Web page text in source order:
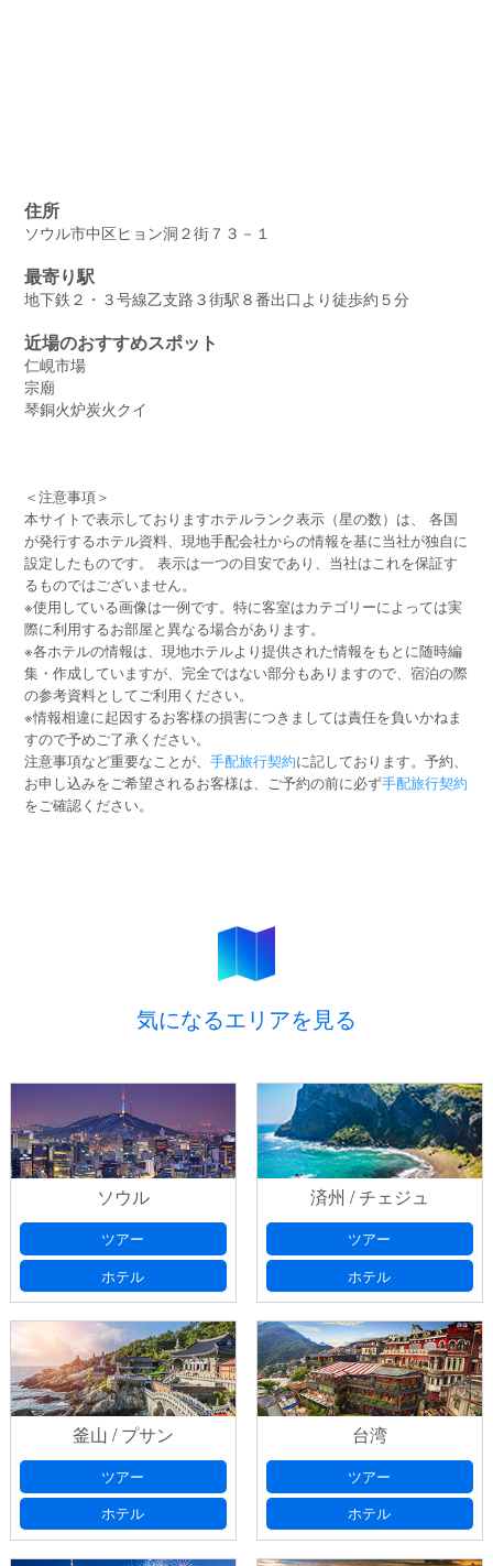
住所
ソウル市中区ヒョン洞２街７３－１
最寄り駅
地下鉄２・３号線乙支路３街駅８番出口より徒歩約５分
近場のおすすめスポット
仁峴市場
宗廟
琴銅火炉炭火クイ
＜注意事項＞
本サイトで表示しておりますホテルランク表示（星の数）は、 各国
が発行するホテル資料、現地手配会社からの情報を基に当社が独自に
設定したものです。 表示は一つの目安であり、当社はこれを保証す
るものではございません。
※使用している画像は一例です。特に客室はカテゴリーによっては実
際に利用するお部屋と異なる場合があります。
※各ホテルの情報は、現地ホテルより提供された情報をもとに随時編
集・作成していますが、完全ではない部分もありますので、宿泊の際
の参考資料としてご利用ください。
※情報相違に起因するお客様の損害につきましては責任を負いかねま
すので予めご了承ください。
注意事項など重要なことが、手配旅行契約に記しております。予約、
お申し込みをご希望されるお客様は、ご予約の前に必ず手配旅行契約
をご確認ください。
気になるエリアを見る
ソウル
ツアー
ホテル
済州 / チェジュ
ツアー
ホテル
釜山 / プサン
ツアー
ホテル
台湾
ツアー
ホテル